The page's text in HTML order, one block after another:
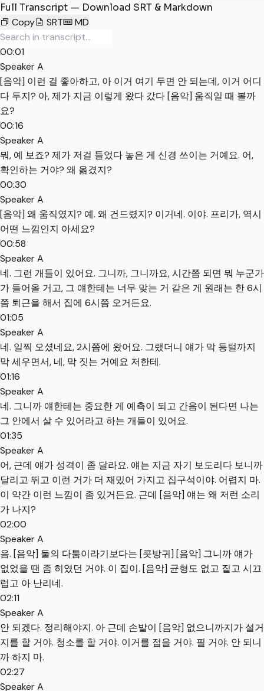
Full Transcript — Download SRT & Markdown
Copy
SRT MD
00:01
Speaker A
[음악] 이런 걸 좋아하고, 아 이거 여기 두면 안 되는데, 이거 어디
다 두지? 아, 제가 지금 이렇게 왔다 갔다 [음악] 움직일 때 볼까
요?
00:16
Speaker A
뭐, 예 보죠? 제가 저걸 들었다 놓은 게 신경 쓰이는 거예요. 어,
확인하는 거야? 왜 옮겼지?
00:30
Speaker A
[음악] 왜 움직였지? 예. 왜 건드렸지? 이거네. 이야. 프리가, 역시
어떤 느낌인지 아세요?
00:58
Speaker A
네. 그런 개들이 있어요. 그니까, 그니까요, 시간쯤 되면 뭐 누군가
가 들어올 거고, 그 얘한테는 너무 맞는 거 같은 게 원래는 한 6시
쯤 퇴근을 해서 집에 6시쯤 오거든요.
01:05
Speaker A
네. 일찍 오셨네요, 2시쯤에 왔어요. 그랬더니 얘가 막 등털까지
막 세우면서, 네, 막 짓는 거예요 저한테.
01:16
Speaker A
네. 그니까 얘한테는 중요한 게 예측이 되고 간음이 된다면 나는
그 안에서 살 수 있어라고 하는 개들이 있어요.
01:35
Speaker A
어, 근데 얘가 성격이 좀 달라요. 얘는 지금 자기 보도리다 보니까
달리고 뛰고 이런 거가 더 재밌어 가지고 집구석이야. 어렵지 마.
이 약간 이런 느낌이 좀 있거든요. 근데 [음악] 얘는 왜 저런 소리
가 나지?
02:00
Speaker A
음. [음악] 둘의 다툼이라기보다는 [콧방귀] [음악] 그니까 얘가
없었을 땐 좀 히였던 거야. 이 집이. [음악] 균형도 없고 짙고 시끄
럽고 아 난리네.
02:11
Speaker A
안 되겠다. 정리해야지. 아 근데 손발이 [음악] 없으니까지가 설거
지를 할 거야. 청소를 할 거야. 이거를 접을 거야. 필 거야. 안 되니
까 하지 마.
02:27
Speaker A